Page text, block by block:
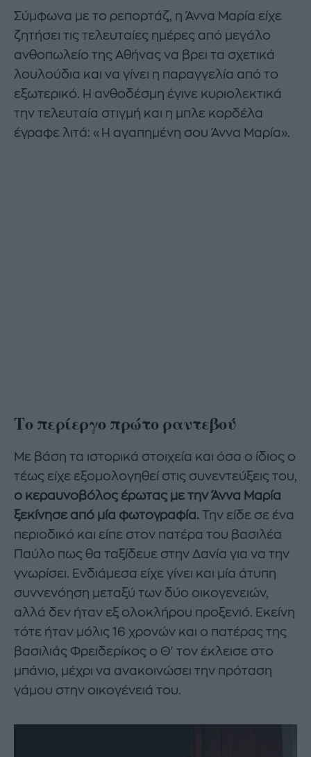
Σύμφωνα με το ρεπορτάζ, η Άννα Μαρία είχε
ζητήσει τις τελευταίες ημέρες από μεγάλο
ανθοπωλείο της Αθήνας να βρει τα σχετικά
λουλούδια και να γίνει η παραγγελία από το
εξωτερικό. Η ανθοδέσμη έγινε κυριολεκτικά
την τελευταία στιγμή και η μπλε κορδέλα
έγραφε λιτά: «Η αγαπημένη σου Άννα Μαρία».
Το περίεργο πρώτο ραντεβού
Με βάση τα ιστορικά στοιχεία και όσα ο ίδιος ο
τέως είχε εξομολογηθεί στις συνεντεύξεις του,
ο κεραυνοβόλος έρωτας με την Άννα Μαρία
ξεκίνησε από μία φωτογραφία. Την είδε σε ένα
περιοδικό και είπε στον πατέρα του βασιλέα
Παύλο πως θα ταξίδευε στην Δανία για να την
γνωρίσει. Ενδιάμεσα είχε γίνει και μία άτυπη
συννενόηση μεταξύ των δύο οικογενειών,
αλλά δεν ήταν εξ ολοκλήρου προξενιό. Εκείνη
τότε ήταν μόλις 16 χρονών και ο πατέρας της
βασιλιάς Φρειδερίκος ο Θ' τον έκλεισε στο
μπάνιο, μέχρι να ανακοινώσει την πρόταση
γάμου στην οικογένειά του.